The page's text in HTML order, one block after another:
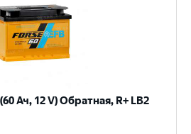
Ач, 12 V) Обратная, R+ LB2